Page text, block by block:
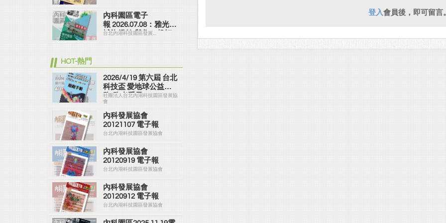
登入會員後，即可留言
併購 實務精修班
內科園區電子
報 2026.07.08：雅光商
城旗艦館 與您一起打
造美好家園
台北內湖科技園區發展...
HOT-熱門
2026/4/19 第六屆 台北
科技盃 愛地球公益路
跑-跑者手冊
社團法人台北內湖科技園區發展協
會
內科發展協會
20121107 電子報
台北內湖科技園區發展協會
內科發展協會
20120919 電子報
台北內湖科技園區發展協會
內科發展協會
20120912 電子報
台北內湖科技園區發展協會